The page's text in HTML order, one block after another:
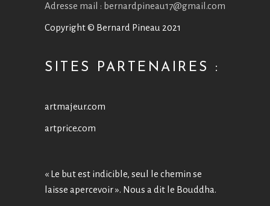
Adresse mail : bernardpineau17@gmail.com
Copyright © Bernard Pineau 2021
SITES PARTENAIRES :
artmajeur.com
artprice.com
« Le but est indicible, seul le chemin se
laisse apercevoir ». Nous a dit le Bouddha.